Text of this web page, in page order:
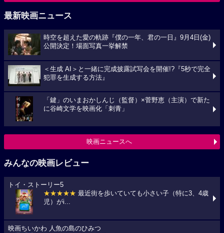
最新映画ニュース
時空を超えた愛の軌跡『僕の一年、君の一日』9月4日(金)
公開決定！場面写真一挙解禁
＜生成 AI＞と一緒に完成披露試写会を開催!?『5秒で完全
犯罪を生成する方法』
「鍵」のいまおかしんじ（監督）×菅野恵（主演）で新た
に谷崎文学を映画化「刺青」
映画ニュースへ
みんなの映画レビュー
トイ・ストーリー5
★★★★★ 最近街を歩いていても小さい子（特に3、4歳
児）がi...
映画ちいかわ 人魚の島のひみつ